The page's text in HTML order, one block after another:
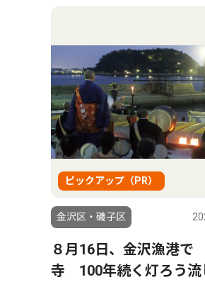
ピックアップ（PR）
金沢区・磯子区
８月16日、金沢漁港
寺 100年続く灯ろう流